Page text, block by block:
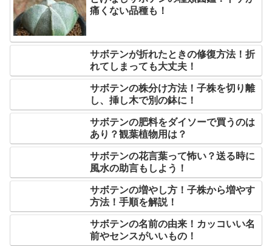
痛くない品種も！
サボテンが折れたときの修復方法！折
れてしまっても大丈夫！
サボテンの株分け方法！子株を切り離
し、挿し木で別の鉢に！
サボテンの肥料をダイソーで買うのは
あり？観葉植物用は？
サボテンの花言葉って怖い？送る時に
風水の助言もしよう！
サボテンの増やし方！子株から増やす
方法！手順を解説！
サボテンの名前の由来！カッコいい名
前やセンスがいいもの！